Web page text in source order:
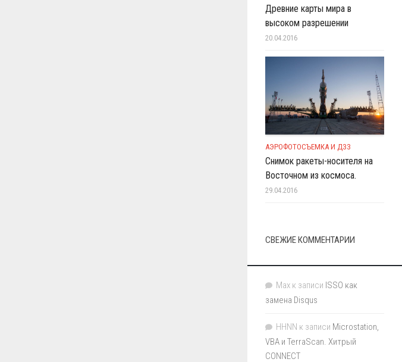
Древние карты мира в
высоком разрешении
20.04.2016
АЭРОФОТОСЪЕМКА И ДЗЗ
Снимок ракеты-носителя на
Восточном из космоса.
29.04.2016
СВЕЖИЕ КОММЕНТАРИИ
Max к записи ISSO как
замена Disqus
HHNN к записи Microstation,
VBA и TerraScan. Хитрый
CONNECT